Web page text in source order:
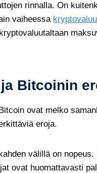
rinnalla. On
vaiheessa
Bitcoinin
ovat melko
eroja.
välillä on nopeus.
ovat huomattavasti